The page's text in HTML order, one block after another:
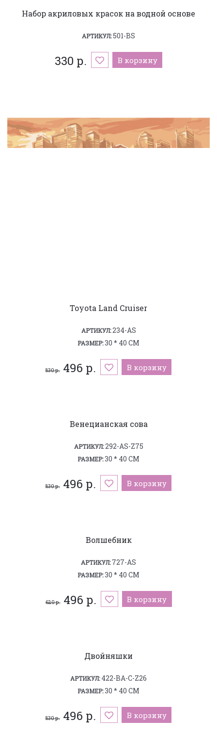
Набор акриловых красок на водной основе
АРТИКУЛ:501-BS
330 р. В корзину
Toyota Land Cruiser
АРТИКУЛ:234-AS
РАЗМЕР:30 * 40 СМ
830 р. 496 р. В корзину
Венецианская сова
АРТИКУЛ:292-AS-Z75
РАЗМЕР:30 * 40 СМ
830 р. 496 р. В корзину
Волшебник
АРТИКУЛ:727-AS
РАЗМЕР:30 * 40 СМ
620 р.496 р. В корзину
Двойняшки
АРТИКУЛ:422-BA-C-Z26
РАЗМЕР:30 * 40 СМ
830 р. 496 р. В корзину